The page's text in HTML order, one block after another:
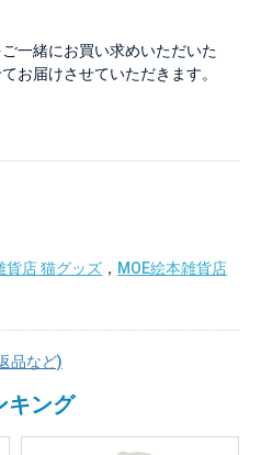
一緒にお買い求めいただいた
お届けさせていただきます。
貨店 猫グッズ ， MOE絵本雑貨店
品など)
キング